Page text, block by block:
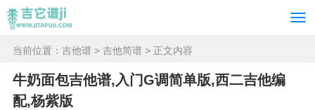
当前位置： 吉他谱 > 吉他简谱 > 正文内容
牛奶面包吉他谱,入门G调简单版,西二吉他编
配,杨紫版